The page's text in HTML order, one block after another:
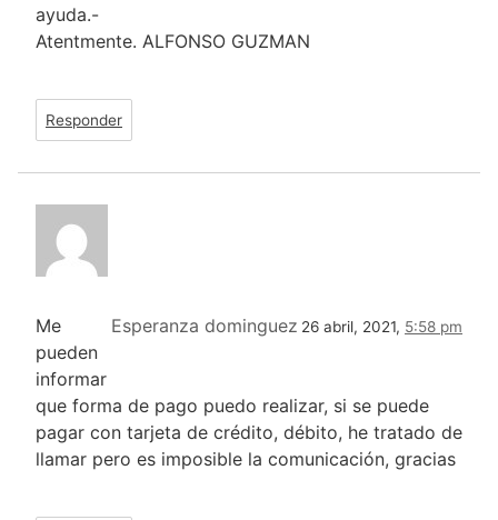
ayuda.-
Atentmente. ALFONSO GUZMAN
Responder
Esperanza dominguez 26 abril, 2021, 5:58 pm
Me
pueden
informar
que forma de pago puedo realizar, si se puede
pagar con tarjeta de crédito, débito, he tratado de
llamar pero es imposible la comunicación, gracias